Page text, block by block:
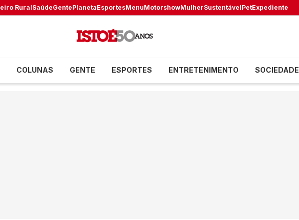
RuralSaúdeGentePlanetaEsportesMenuMotorshowMulherSustentávelPetExpediente
COLUNAS GENTE ESPORTES ENTRETENIMENTO SOCIEDADE